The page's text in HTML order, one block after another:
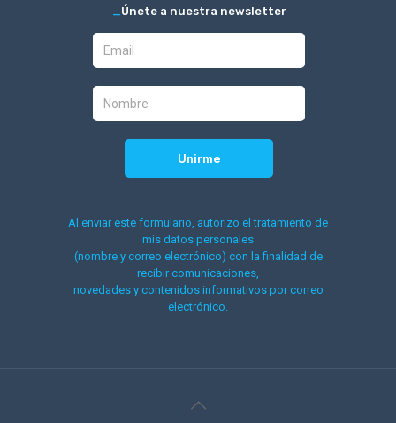
Únete a nuestra newsletter
Al enviar este formulario, autorizo el tratamiento de
mis datos personales
(nombre y correo electrónico) con la finalidad de
recibir comunicaciones,
novedades y contenidos informativos por correo
electrónico.